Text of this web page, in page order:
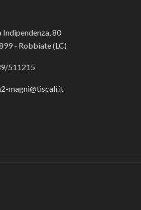
Indipendenza, 80
- Robbiate (LC)
511215
magni@tiscali.it